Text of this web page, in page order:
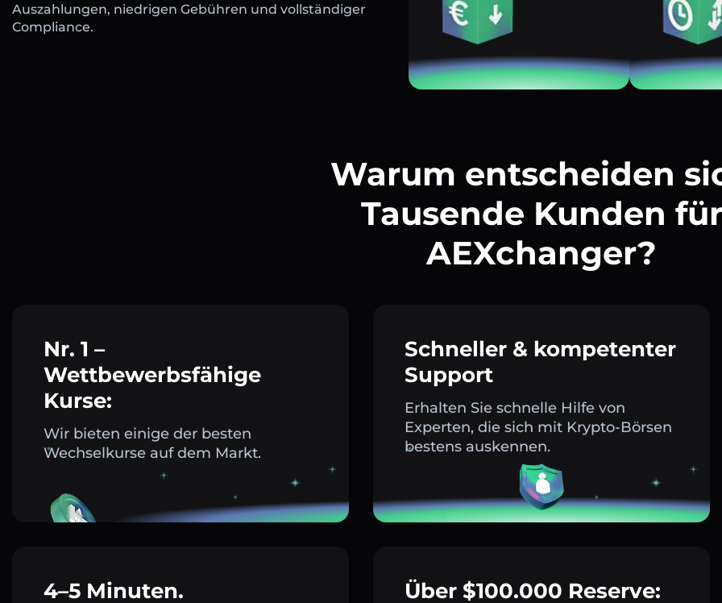
Auszahlungen, niedrigen Gebühren und vollständiger
Compliance.
Warum entscheiden
Tausende Kunden für
AEXchanger?
Nr. 1 –
Wettbewerbsfähige
Kurse:
Wir bieten einige der besten
Wechselkurse auf dem Markt.
Schneller & kompetenter
Support
Erhalten Sie schnelle Hilfe von
Experten, die sich mit Krypto-Börsen
bestens auskennen.
4–5 Minuten. Über $100.000 Reserve: